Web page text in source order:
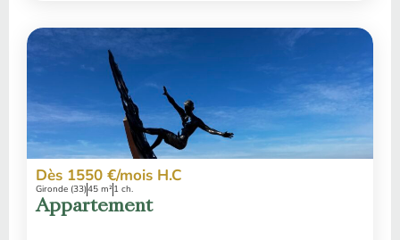
Dès 1550 €/mois H.C
Gironde (33)45 m²1 ch.
Appartement